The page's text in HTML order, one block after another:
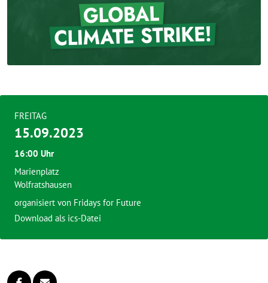
FREITAG
15.09.2023
16:00 Uhr
Marienplatz
Wolfratshausen
organisiert von Fridays for Future
Download als ics-Datei